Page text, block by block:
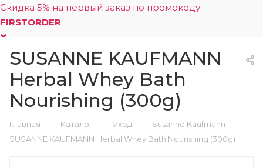
Скидка 5% на первый заказ по промокоду
FIRSTORDER
0
SUSANNE KAUFMANN
Herbal Whey Bath
Nourishing (300g)
Главная — Каталог — Уход — Susanne Kaufmann —
SUSANNE KAUFMANN Herbal Whey Bath Nourishing (300g)